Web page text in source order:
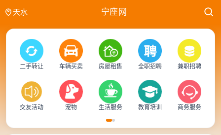
天水 宁座网
二手转让 车辆买卖 房屋租售 全职招聘 兼职招聘
交友活动 宠物 生活服务 教育培训 商务服务